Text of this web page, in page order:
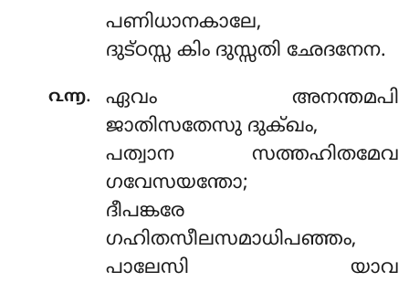
പണിധാനകാലേ,
ദുട്ഠസ്സ കിം ദുസ്സതി ഛേദനേന.
൨൬.
ഏവം അനന്തമപി
ജാതിസതേസു ദുക്ഖം,
പത്വാന സത്തഹിതമേവ
ഗവേസയന്തോ;
ദീപങ്കരേ
ഗഹിതസീലസമാധിപഞ്ഞം,
പാലേസി യാവ